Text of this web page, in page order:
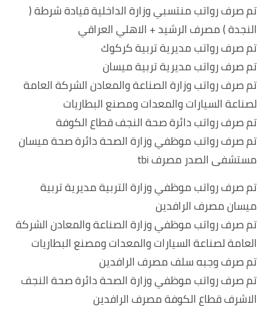
تم صرف رواتب منتسبي وزارة الداخلية قيادة شرطة (
النجدة ) مصرف الرشيد + الاهلي العراقي
تم صرف رواتب مديرية تربية كركوك
تم صرف رواتب مديرية تربية ميسان
تم صرف رواتب وزارة الصناعة والمعادن الشركة العامة
لصناعة السيارات والمعدات ومصنع البطاريات
تم صرف رواتب دائرة صحة النجف قطاع الكوفة
تم صرف رواتب موظفي وزارة الصحة دائرة صحة ميسان
مستشفى الصدر مصرف tbi
تم صرف رواتب موظفي وزارة التربية مديرية تربية
ميسان مصرف الرافدين
تم صرف رواتب موظفي وزارة الصناعة والمعادن الشركة
العامة لصناعة السيارات والمعدات ومصنع البطاريات
تم صرف وجبه سلف مصرف الرافدين
تم صرف رواتب موظفي وزارة الصحة دائرة صحة النجف
الاشرف قطاع الكوفة مصرف الرافدين